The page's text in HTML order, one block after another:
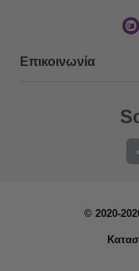
Επικοινωνία
© 2020-